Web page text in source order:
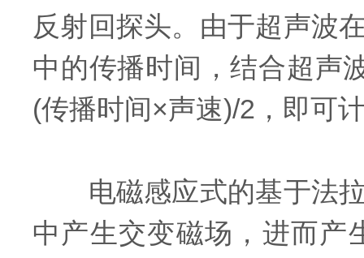
反射回探头。由于超声波
中的传播时间，结合超声
(传播时间×声速)/2，即可
电磁感应式的基于法拉
中产生交变磁场，进而产